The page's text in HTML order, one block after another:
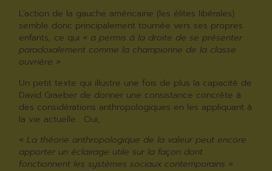
L’action de la gauche américaine (les élites libérales)
semble donc principalement tournée vers ses propres
enfants, ce qui « a permis à la droite de se présenter
paradoxalement comme la championne de la classe
ouvrière ».
Un petit texte qui illustre une fois de plus la capacité de
David Graeber de donner une consistance concrète à
des considérations anthropologiques en les appliquant à
la vie actuelle. Oui,
« La théorie anthropologique de la valeur peut encore
apporter un éclairage utile sur la façon dont
fonctionnent les systèmes sociaux contemporains ».